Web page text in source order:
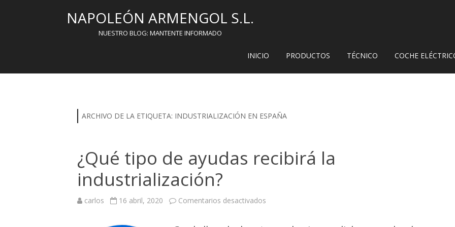
NAPOLEÓN ARMENGOL S.L.
NUESTRO BLOG: MANTENTE INFORMADO
INICIO PRODUCTOS TÉCNICO COCHE
ARCHIVO DE LA ETIQUETA: INDUSTRIALIZACIÓN EN ESPAÑA
¿Qué tipo de ayudas recibirá la
industrialización?
carlos 16 abril, 2020 Comentarios desactivados